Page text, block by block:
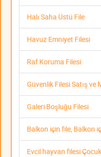
Halı Saha Üstü File
Havuz Emniyet Filesi
Raf Koruma Filesi
Güvenlik Filesi Satış ve
Galeri Boşluğu Filesi
Balkon için file, Balkon
Evcil hayvan filesi